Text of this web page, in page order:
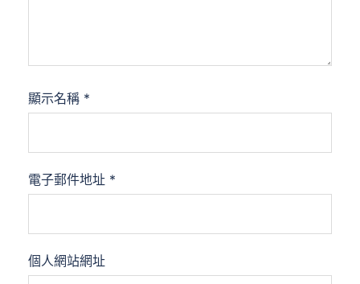
顯示名稱 *
電子郵件地址 *
個人網站網址